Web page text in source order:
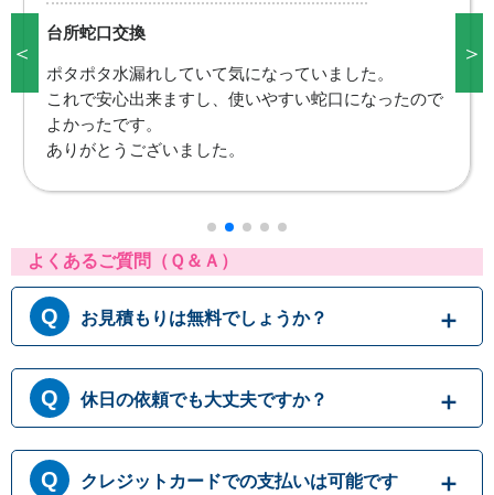
台所蛇口交換
台所が使えなくて困っていました。これで洗い物も出
来ますし、本当に助かりました。
また何かありましたら宜しくお願いします。
＜ ＞
よくあるご質問（Ｑ＆Ａ）
お見積もりは無料でしょうか？
はい、まずは専門スタッフがお伺いし実際に目
で見て現場調査を行います。確認した内容を元
に、無料でお見積もりをご提示させていただき
ます。もしお見積り内容がご希望に沿わない場
合も、キャンセル料等は一切発生いたしませ
休日の依頼でも大丈夫ですか？
365日営業しております。休日、祝日、年末年
始いつでも対応可能です。それにかかる追加料
クレジットカードでの支払いは可能です